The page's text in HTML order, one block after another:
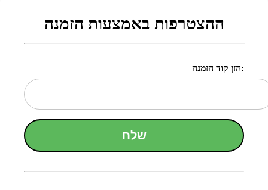
ההצטרפות באמצעות הזמנה
הזן קוד הזמנה:
שלח